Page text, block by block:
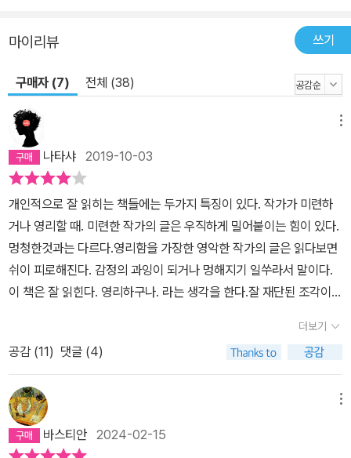
마이리뷰 쓰기
구매자 (7) 전체 (38)
나타샤 2019-10-03
개인적으로 잘 읽히는 책들에는 두가지 특징이 있다. 작가가 미련하
거나 영리할 때. 미련한 작가의 글은 우직하게 밀어붙이는 힘이 있다.
멍청한것과는 다르다.영리함을 가장한 영악한 작가의 글은 읽다보면
쉬이 피로해진다. 감정의 과잉이 되거나 멍해지기 일쑤라서 말이다.
이 책은 잘 읽힌다. 영리하구나. 라는 생각을 한다.잘 재단된 조각이불
가와바타 야스나리의 작품들을 차근차근 잘 따라나선다. 작가의 의도
따위 무시하기 일쑤인 나도 '어디 가자는대로 가볼까?'하며 그 의도를
읽어보려 애썼으니 말이다. 애를 썼다는거다 단지. 그 의도를 명확히
알겠다는것은 아니다. 다양한 눈 결정의 모양을 알고 있다해도 내 콧
잔등에 떨어져 녹아버린 눈송이의 결정을 알아챘다고 감히 말하지 못
하는 것과 비슷하겠다. 설국은 여러 번역으로 읽으면서도 늘 만족스
더보기
공감 (11) 댓글 (4)
바스티안 2024-02-15